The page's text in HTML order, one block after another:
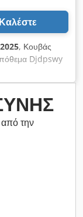
Καλέστε
2025, Κουβάς
Djdpswy
την